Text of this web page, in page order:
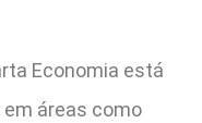
Economia está
áreas como